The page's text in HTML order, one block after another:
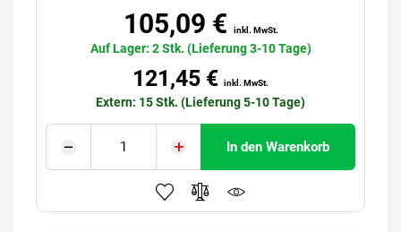
105,09 € inkl. MwSt.
Auf Lager: 2 Stk. (Lieferung 3-10 Tage)
121,45 € inkl. MwSt.
Extern: 15 Stk. (Lieferung 5-10 Tage)
In den Warenkorb